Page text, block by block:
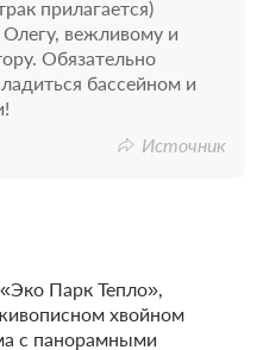
прилагается)
вежливому и
Обязательно
бассейном и
Источник
Парк Тепло»,
хвойном
с панорамными